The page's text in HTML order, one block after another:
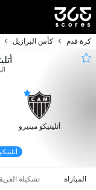
كرة قدم كأس البرازيل
أتليتيكو مينيرو
أتليتيكو
المباراة تشكيلة